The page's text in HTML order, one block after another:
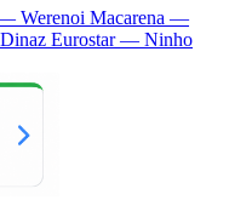
Werenoi Macarena —
Eurostar — Ninho